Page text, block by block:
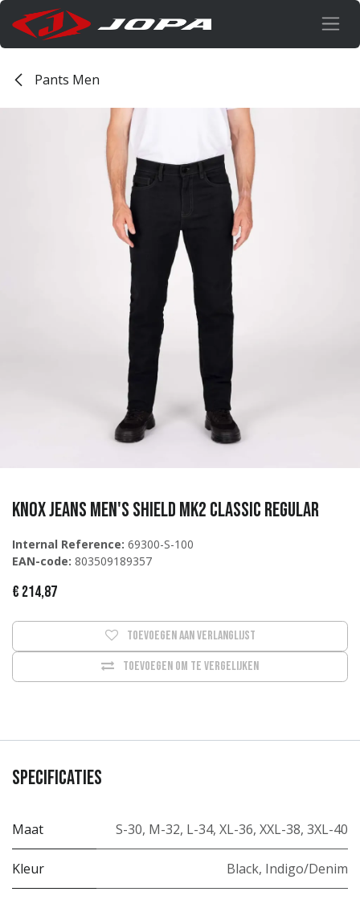
Overslaan naar inhoud
Pants Men
Knox Jeans Men's Shield MK2 Classic REGULAR
Internal Reference: 69300-S-100
EAN-code: 803509189357
€ 214,87
Toevoegen om te vergelijken
Toevoegen aan verlanglijst
Specificaties
Maat S-30, M-32, L-34, XL-36, XXL-38, 3XL-40
Kleur Black, Indigo/Denim